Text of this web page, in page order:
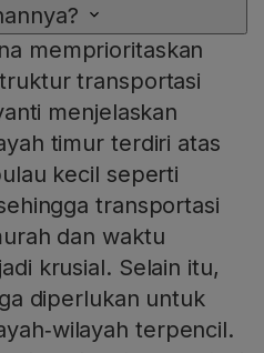
memprioritaskan
transportasi
menjelaskan
timur terdiri atas
kecil seperti
transportasi
dan waktu
krusial. Selain itu,
diperlukan untuk
terpencil.